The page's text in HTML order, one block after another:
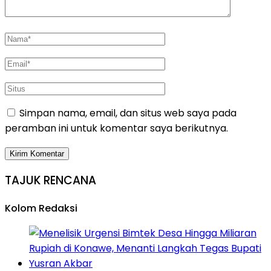
Simpan nama, email, dan situs web saya pada
peramban ini untuk komentar saya berikutnya.
TAJUK RENCANA
Kolom Redaksi